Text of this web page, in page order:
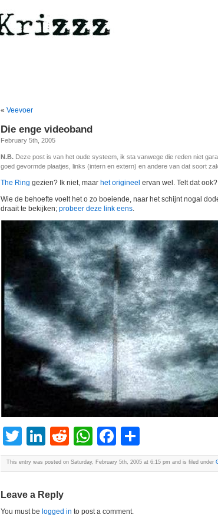
« Veevoer
Die enge videoband
February 5th, 2005
N.B. Deze post is van het oude systeem, ik sta vanwege die reden niet
goed gevormde plaatjes, links (intern en extern) en andere van dat soort
The Ring gezien? Ik niet, maar het origineel ervan wel. Telt dat ook?
Wie de behoefte voelt het o zo boeiende, naar het schijnt nogal
draait te bekijken; probeer deze link eens.
Twitter
LinkedIn
RedditWhatsApp
Facebook
This entry was posted on Saturday, February 5th, 2005 at 6:15 pm and is filed under
Leave a Reply
You must be logged in to post a comment.